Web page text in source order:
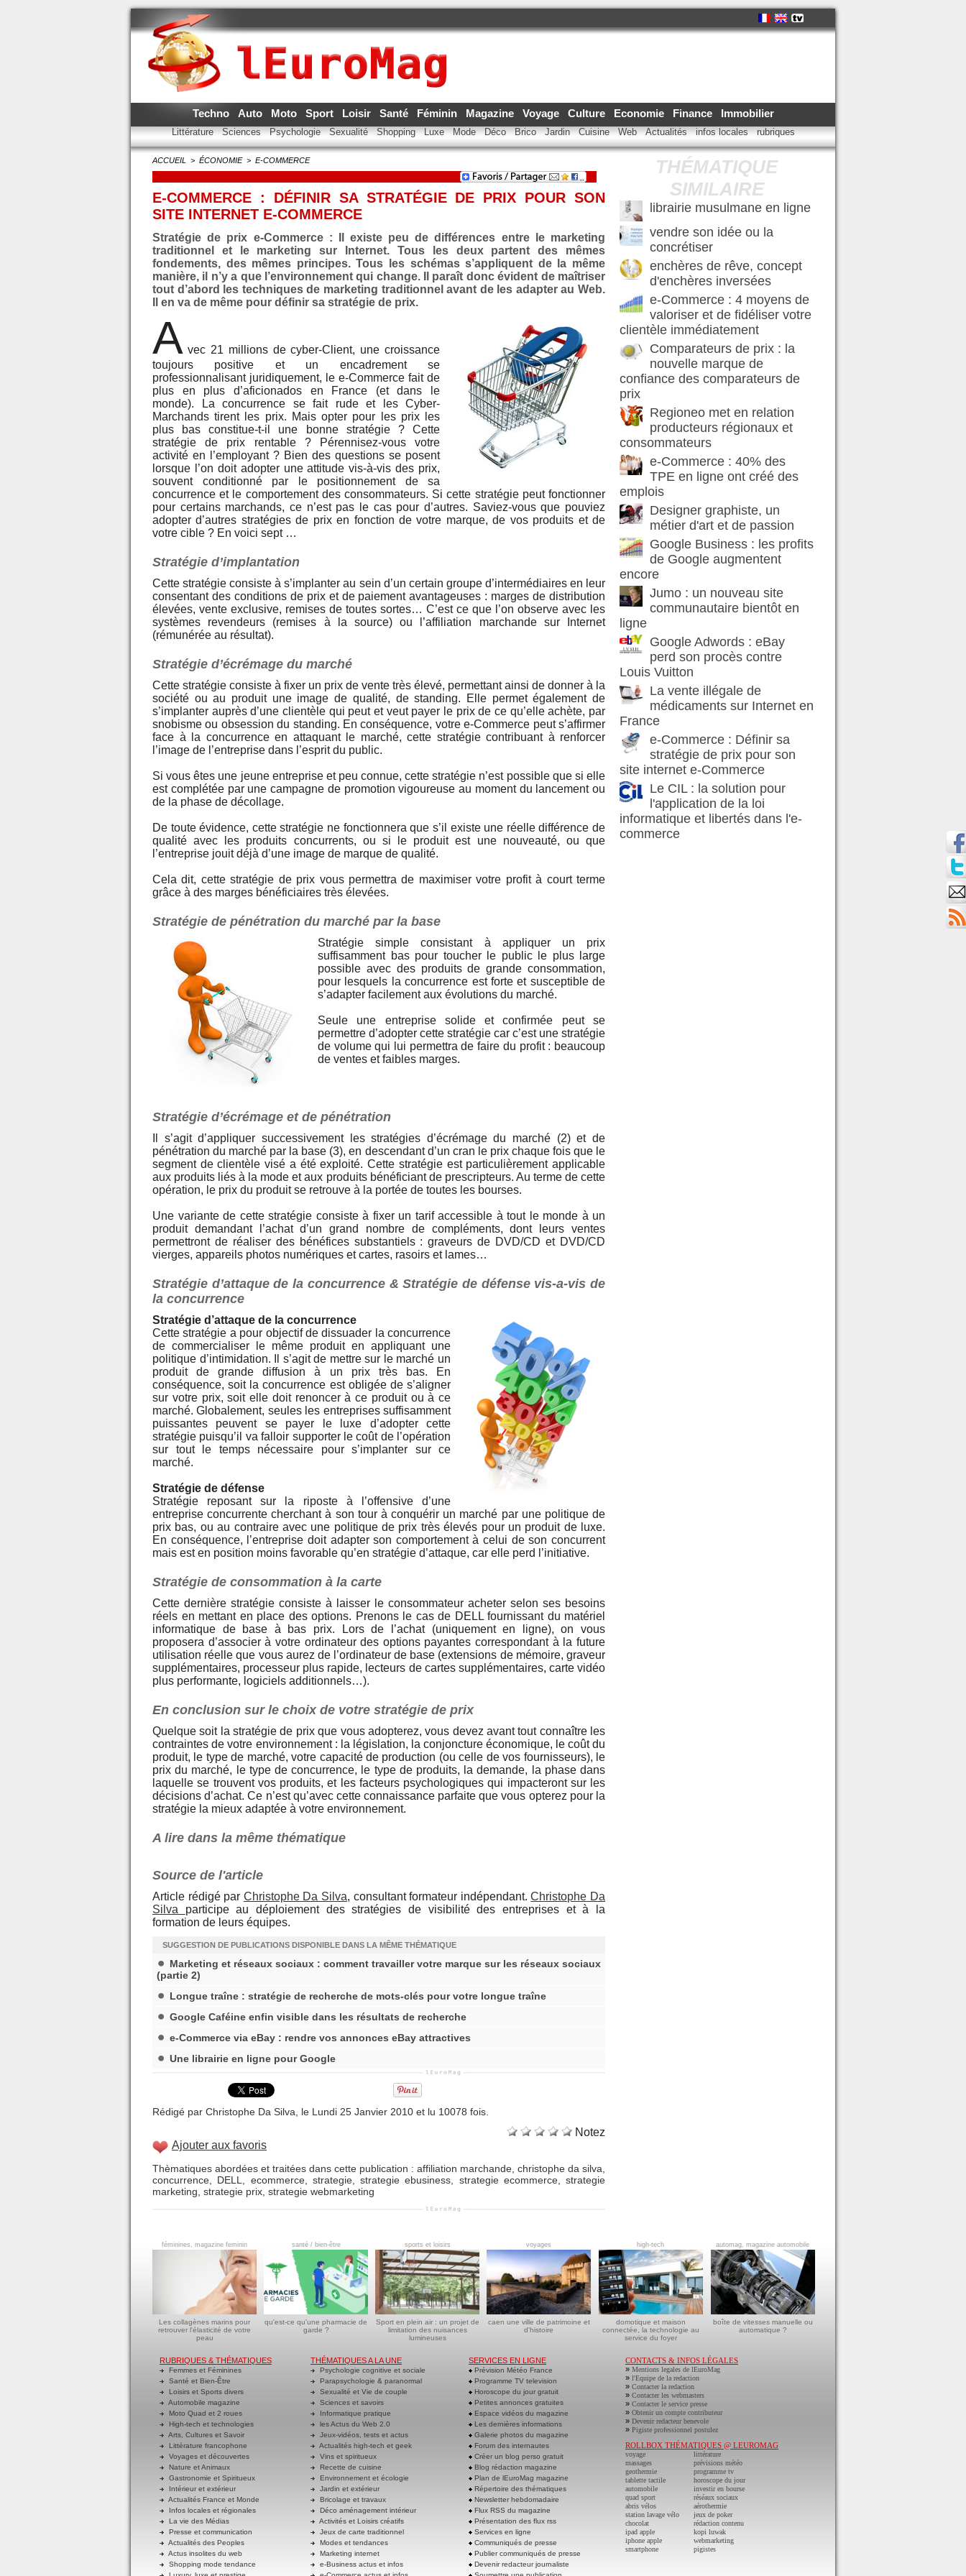
Techno Auto Moto Sport Loisir Santé Féminin Magazine Voyage Culture Economie Finance Immobilier
Littérature Sciences Psychologie Sexualité Shopping Luxe Mode Déco Brico Jardin Cuisine Web Actualités infos locales rubriques
ACCUEIL > ÉCONOMIE > E-COMMERCE
E-COMMERCE : DÉFINIR SA STRATÉGIE DE PRIX POUR SON
SITE INTERNET E-COMMERCE
Stratégie de prix e-Commerce : Il existe peu de différences entre le marketing
traditionnel et le marketing sur Internet. Tous les deux partent des mêmes
fondements, des mêmes principes. Tous les schémas s’appliquent de la même
manière, il n’y a que l’environnement qui change. Il paraît donc évident de maîtriser
tout d’abord les techniques de marketing traditionnel avant de les adapter au Web.
Il en va de même pour définir sa stratégie de prix.
A vec 21 millions de cyber-Client, une croissance
toujours positive et un encadrement se
professionnalisant juridiquement, le e-Commerce fait de
plus en plus d’aficionados en France (et dans le
monde). La concurrence se fait rude et les Cyber-
Marchands tirent les prix. Mais opter pour les prix les
plus bas constitue-t-il une bonne stratégie ? Cette
stratégie de prix rentable ? Pérennisez-vous votre
activité en l’employant ? Bien des questions se posent
lorsque l’on doit adopter une attitude vis-à-vis des prix,
souvent conditionné par le positionnement de sa
concurrence et le comportement des consommateurs. Si cette stratégie peut fonctionner
pour certains marchands, ce n’est pas le cas pour d’autres. Saviez-vous que pouviez
adopter d’autres stratégies de prix en fonction de votre marque, de vos produits et de
votre cible ? En voici sept …
Stratégie d’implantation
Cette stratégie consiste à s’implanter au sein d’un certain groupe d’intermédiaires en leur
consentant des conditions de prix et de paiement avantageuses : marges de distribution
élevées, vente exclusive, remises de toutes sortes… C’est ce que l’on observe avec les
systèmes revendeurs (remises à la source) ou l’affiliation marchande sur Internet
(rémunérée au résultat).
Stratégie d’écrémage du marché
Cette stratégie consiste à fixer un prix de vente très élevé, permettant ainsi de donner à la
société ou au produit une image de qualité, de standing. Elle permet également de
s’implanter auprès d’une clientèle qui peut et veut payer le prix de ce qu’elle achète, par
snobisme ou obsession du standing. En conséquence, votre e-Commerce peut s’affirmer
face à la concurrence en attaquant le marché, cette stratégie contribuant à renforcer
l’image de l’entreprise dans l’esprit du public.
Si vous êtes une jeune entreprise et peu connue, cette stratégie n’est possible que si elle
est complétée par une campagne de promotion vigoureuse au moment du lancement ou
de la phase de décollage.
De toute évidence, cette stratégie ne fonctionnera que s’il existe une réelle différence de
qualité avec les produits concurrents, ou si le produit est une nouveauté, ou que
l’entreprise jouit déjà d’une image de marque de qualité.
Cela dit, cette stratégie de prix vous permettra de maximiser votre profit à court terme
grâce à des marges bénéficiaires très élevées.
Stratégie de pénétration du marché par la base
Stratégie simple consistant à appliquer un prix
suffisamment bas pour toucher le public le plus large
possible avec des produits de grande consommation,
pour lesquels la concurrence est forte et susceptible de
s’adapter facilement aux évolutions du marché.
Seule une entreprise solide et confirmée peut se
permettre d’adopter cette stratégie car c’est une stratégie
de volume qui lui permettra de faire du profit : beaucoup
de ventes et faibles marges.
Stratégie d’écrémage et de pénétration
Il s’agit d’appliquer successivement les stratégies d’écrémage du marché (2) et de
pénétration du marché par la base (3), en descendant d’un cran le prix chaque fois que le
segment de clientèle visé a été exploité. Cette stratégie est particulièrement applicable
aux produits liés à la mode et aux produits bénéficiant de prescripteurs. Au terme de cette
opération, le prix du produit se retrouve à la portée de toutes les bourses.
Une variante de cette stratégie consiste à fixer un tarif accessible à tout le monde à un
produit demandant l’achat d’un grand nombre de compléments, dont leurs ventes
permettront de réaliser des bénéfices substantiels : graveurs de DVD/CD et DVD/CD
vierges, appareils photos numériques et cartes, rasoirs et lames…
Stratégie d’attaque de la concurrence & Stratégie de défense vis-a-vis de
la concurrence
Stratégie d’attaque de la concurrence
Cette stratégie a pour objectif de dissuader la concurrence
de commercialiser le même produit en appliquant une
politique d’intimidation. Il s’agit de mettre sur le marché un
produit de grande diffusion à un prix très bas. En
conséquence, soit la concurrence est obligée de s’aligner
sur votre prix, soit elle doit renoncer à ce produit ou à ce
marché. Globalement, seules les entreprises suffisamment
puissantes peuvent se payer le luxe d’adopter cette
stratégie puisqu’il va falloir supporter le coût de l’opération
sur tout le temps nécessaire pour s’implanter sur ce
marché.
Stratégie de défense
Stratégie reposant sur la riposte à l’offensive d’une
entreprise concurrente cherchant à son tour à conquérir un marché par une politique de
prix bas, ou au contraire avec une politique de prix très élevés pour un produit de luxe.
En conséquence, l’entreprise doit adapter son comportement à celui de son concurrent
mais est en position moins favorable qu’en stratégie d’attaque, car elle perd l’initiative.
Stratégie de consommation à la carte
Cette dernière stratégie consiste à laisser le consommateur acheter selon ses besoins
réels en mettant en place des options. Prenons le cas de DELL fournissant du matériel
informatique de base à bas prix. Lors de l’achat (uniquement en ligne), on vous
proposera d’associer à votre ordinateur des options payantes correspondant à la future
utilisation réelle que vous aurez de l’ordinateur de base (extensions de mémoire, graveur
supplémentaires, processeur plus rapide, lecteurs de cartes supplémentaires, carte vidéo
plus performante, logiciels additionnels…).
En conclusion sur le choix de votre stratégie de prix
Quelque soit la stratégie de prix que vous adopterez, vous devez avant tout connaître les
contraintes de votre environnement : la législation, la conjoncture économique, le coût du
produit, le type de marché, votre capacité de production (ou celle de vos fournisseurs), le
prix du marché, le type de concurrence, le type de produits, la demande, la phase dans
laquelle se trouvent vos produits, et les facteurs psychologiques qui impacteront sur les
décisions d’achat. Ce n’est qu’avec cette connaissance parfaite que vous opterez pour la
stratégie la mieux adaptée à votre environnement.
A lire dans la même thématique
Source de l'article
Article rédigé par Christophe Da Silva, consultant formateur indépendant.Christophe Da
Silva participe au déploiement des stratégies de visibilité des entreprises et à la
formation de leurs équipes.
SUGGESTION DE PUBLICATIONS DISPONIBLE DANS LA MÊME THÉMATIQUE
Marketing et réseaux sociaux : comment travailler votre marque sur les réseaux sociaux
(partie 2)
Longue traîne : stratégie de recherche de mots-clés pour votre longue traîne
Google Caféine enfin visible dans les résultats de recherche
e-Commerce via eBay : rendre vos annonces eBay attractives
Une librairie en ligne pour Google
Rédigé par Christophe Da Silva, le Lundi 25 Janvier 2010 et lu 10078 fois.
Notez
Ajouter aux favoris
Thèmatiques abordées et traitées dans cette publication : affiliation marchande christophe da silva
concurrence
DELL ecommerce, strategie, strategie ebusiness strategie ecommerce, strategie
marketing strategie prix strategie webmarketing
THÉMATIQUE
SIMILAIRE
librairie musulmane en ligne
vendre son idée ou la
concrétiser
enchères de rêve, concept
d'enchères inversées
e-Commerce : 4 moyens de
valoriser et de fidéliser votre
clientèle immédiatement
Comparateurs de prix : la
nouvelle marque de
confiance des comparateurs de
prix
Regioneo met en relation
producteurs régionaux et
consommateurs
e-Commerce : 40% des
TPE en ligne ont créé des
emplois
Designer graphiste, un
métier d'art et de passion
Google Business : les profits
de Google augmentent
encore
Jumo : un nouveau site
communautaire bientôt en
ligne
Google Adwords : eBay
perd son procès contre
Louis Vuitton
La vente illégale de
médicaments sur Internet en
France
e-Commerce : Définir sa
stratégie de prix pour son
site internet e-Commerce
Le CIL : la solution pour
l'application de la loi
informatique et libertés dans l'e-
commerce
féminines, magazine feminin
Les collagènes marins pour
retrouver l'élasticité de votre
peau
santé / bien-être
qu'est-ce qu'une pharmacie de
garde ?
sports et loisirs
Sport en plein air : un projet de
limitation des nuisances
lumineuses
voyages
caen une ville de patrimoine et
d'histoire
high-tech
domotique et maison
connectée, la technologie au
service du foyer
automag, magazine automobile
boîte de vitesses manuelle ou
automatique ?
RUBRIQUES & THÉMATIQUES
Femmes et Féminines
Santé et Bien-Être
Loisirs et Sports divers
Automobile magazine
Moto Quad et 2 roues
High-tech et technologies
Arts, Cultures et Savoir
Littérature francophone
Voyages et découvertes
Nature et Animaux
Gastronomie et Spiritueux
Intérieur et extérieur
Actualités France et Monde
Infos locales et régionales
La vie des Médias
Presse et communication
Actualités des Peoples
Actus insolites du web
Shopping mode tendance
THÉMATIQUES A LA UNE
Psychologie cognitive et sociale
Parapsychologie & paranormal
Sexualité et Vie de couple
Sciences et savoirs
Informatique pratique
les Actus du Web 2.0
Jeux-vidéos, tests et actus
Actualités high-tech et geek
Vins et spiritueux
Recette de cuisine
Environnement et écologie
Jardin et extérieur
Bricolage et travaux
Déco aménagement intérieur
Activités et Loisirs créatifs
Jeux de carte traditionnel
Modes et tendances
Marketing internet
e-Business actus et infos
SERVICES EN LIGNE
Prévision Météo France
Programme TV television
Horoscope du jour gratuit
Petites annonces gratuites
Espace vidéos du magazine
Les dernières informations
Galerie photos du magazine
Forum des internautes
Créer un blog perso gratuit
Blog rédaction magazine
Plan de lEuroMag magazine
Répertoire des thématiques
Newsletter hebdomadaire
Flux RSS du magazine
Présentation des flux rss
Services en ligne
Communiqués de presse
Publier communiqués de presse
Devenir redacteur journaliste
CONTACTS & INFOS LÉGALES
» Mentions legales de lEuroMag
» l'Equipe de la redaction
» Contacter la redaction
» Contacter les webmasters
» Contacter le service presse
» Obtenir un compte contributeur
» Devenir redacteur benevole
» Pigiste professionnel postulez
ROLLBOX THÉMATIQUES @ LEUROMAG
voyage
massages
geothermie
tablette tactile
automobile
quad sport
abris vélos
station lavage vélo
chocolat
ipad apple
iphone apple
smartphone
littérature
prévisions météo
programme tv
horoscope du jour
investir en bourse
réséaux sociaux
aérothermie
jeux de poker
rédaction contenu
kopi luwak
webmarketing
pigistes